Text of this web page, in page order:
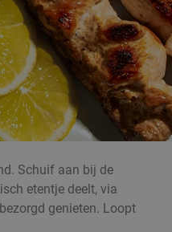
Schuif aan bij de
etentje deelt, via
genieten. Loopt